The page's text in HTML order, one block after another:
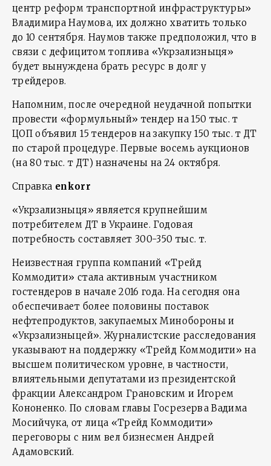
центр реформ транспортной инфраструктуры»
Владимира Наумова, их должно хватить только
до 10 сентября. Наумов также предположил, что в
связи с дефицитом топлива «Укрзализныця»
будет вынуждена брать ресурс в долг у
трейдеров.
Напомним, после очередной неудачной попытки
провести «формульный» тендер на 150 тыс. т
ЦОП объявил 15 тендеров на закупку 150 тыс. т ДТ
по старой процедуре. Первые восемь аукционов
(на 80 тыс. т ДТ) назначены на 24 октября.
Справка enkorr
«Укрзализныця» является крупнейшим
потребителем ДТ в Украине. Годовая
потребность составляет 300-350 тыс. т.
Неизвестная группа компаний «Трейд
Коммодити» стала активным участником
гостендеров в начале 2016 года. На сегодня она
обеспечивает более половины поставок
нефтепродуктов, закупаемых Минобороны и
«Укрзализныцей». Журналистские расследования
указывают на поддержку «Трейд Коммодити» на
высшем политическом уровне, в частности,
влиятельными депутатами из президентской
фракции Александром Грановским и Игорем
Кононенко. По словам главы Госрезерва Вадима
Мосийчука, от лица «Трейд Коммодити»
переговоры с ним вел бизнесмен Андрей
Адамовский.